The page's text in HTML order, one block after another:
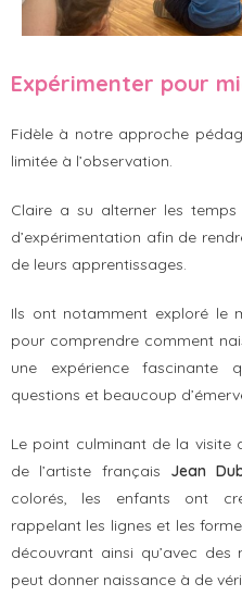
Expérimenter pour
Fidèle à notre approche
limitée à l’observation.
Claire a su alterner les
d’expérimentation afin de
de leurs apprentissages.
Ils ont notamment exploré le
pour comprendre comment
une expérience fascinante
questions et beaucoup
Le point culminant de la visite
de l’artiste français Jean
colorés, les enfants ont
rappelant les lignes et les
découvrant ainsi qu’avec des
peut donner naissance à de